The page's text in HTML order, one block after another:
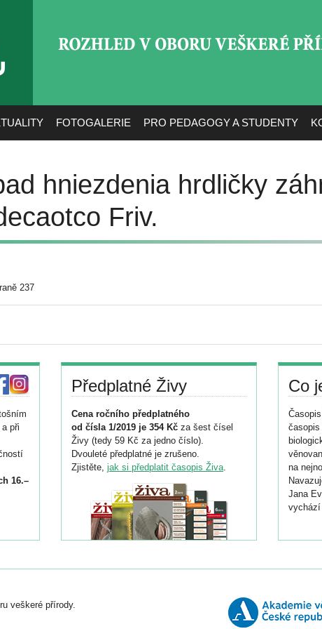
FOTOGALERIE PRO PEDAGOGY A STUDENTY
hniezdenia hrdličky
Friv.
237
při
16.–
Předplatné Živy
Cena ročního předplatného
od čísla 1/2019 je 354 Kč za šest čísel
Živy (tedy 59 Kč za jedno číslo).
Dvouleté předplatné je zrušeno.
Zjistěte, jak si předplatit časopis Živa.
Co
na
Jana
vychází
veškeré přírody.